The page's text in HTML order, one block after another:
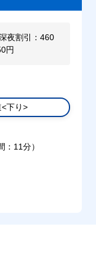
夜割引：460
円
下り>
：11分）